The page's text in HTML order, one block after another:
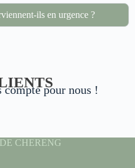
ils en urgence ?
compte pour nous !
CHERENG